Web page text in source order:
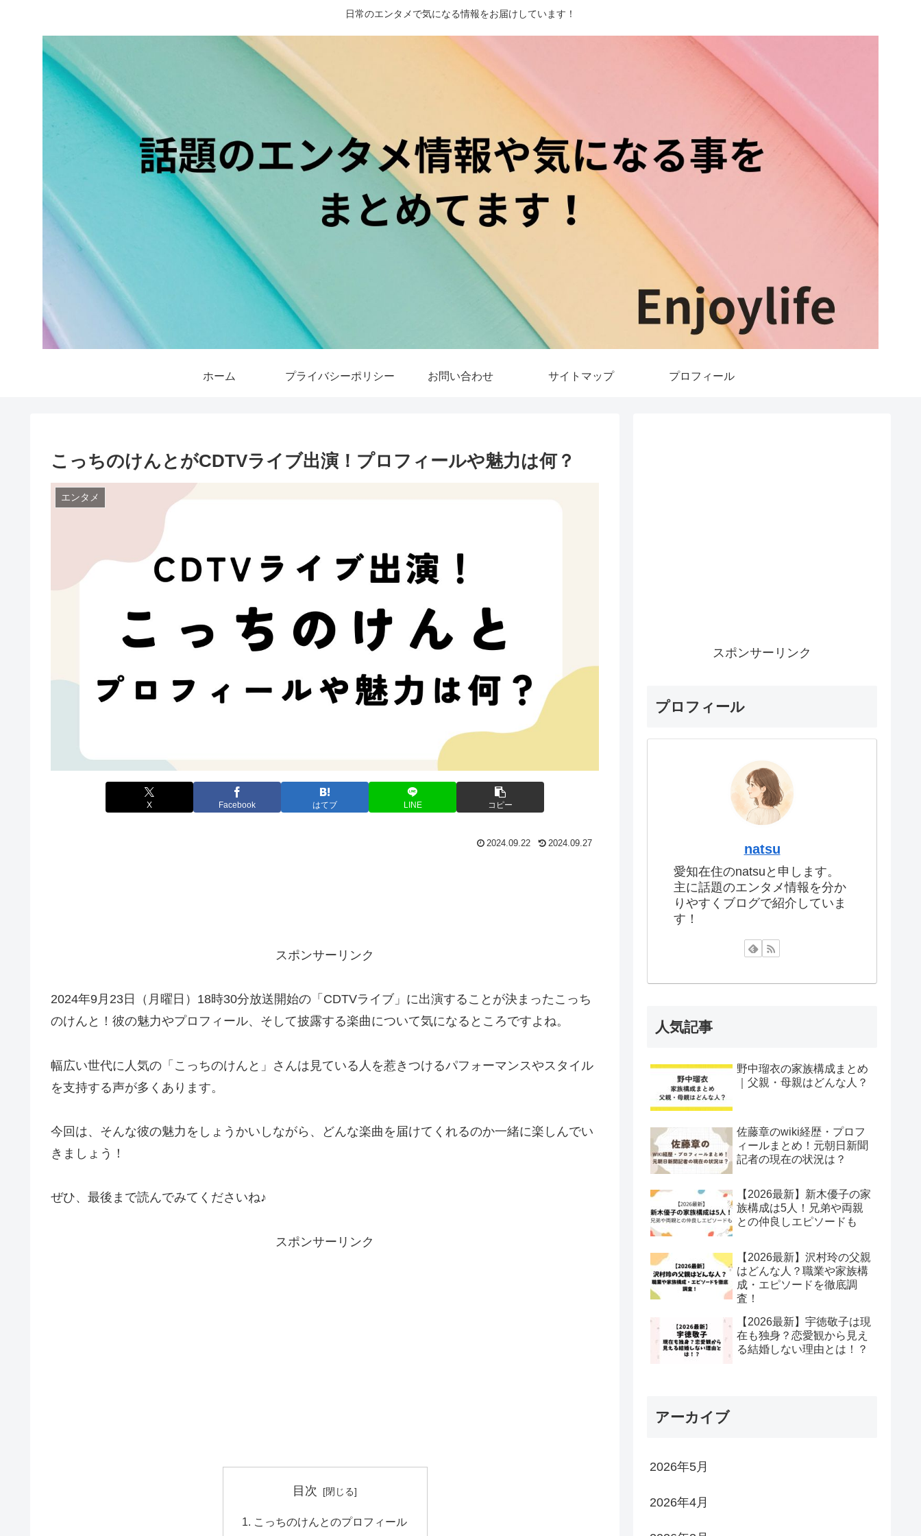
日常のエンタメで気になる情報をお届けしています！
ホーム プライバシーポリシー お問い合わせ サイトマップ プロフィール
こっちのけんとがCDTVライブ出演！プロフィールや魅力は何？
エンタメ
X Facebook はてブ LINE コピー
2024.09.22 2024.09.27
スポンサーリンク
2024年9月23日（月曜日）18時30分放送開始の「CDTVライブ」に出演することが決まったこっち
のけんと！彼の魅力やプロフィール、そして披露する楽曲について気になるところですよね。
幅広い世代に人気の「こっちのけんと」さんは見ている人を惹きつけるパフォーマンスやスタイル
を支持する声が多くあります。
今回は、そんな彼の魅力をしょうかいしながら、どんな楽曲を届けてくれるのか一緒に楽しんでい
きましょう！
ぜひ、最後まで読んでみてくださいね♪
スポンサーリンク
目次
こっちのけんとのプロフィール
スポンサーリンク
プロフィール
natsu
愛知在住のnatsuと申します。
主に話題のエンタメ情報を分か
りやすくブログで紹介していま
す！
人気記事
野中瑠衣の家族構成まとめ
｜父親・母親はどんな人？
佐藤章のwiki経歴・プロフ
ィールまとめ！元朝日新聞
記者の現在の状況は？
【2026最新】新木優子の家
族構成は5人！兄弟や両親
との仲良しエピソードも
【2026最新】沢村玲の父親
はどんな人？職業や家族構
成・エピソードを徹底調
査！
【2026最新】宇徳敬子は現
在も独身？恋愛観から見え
る結婚しない理由とは！？
アーカイブ
2026年5月
2026年4月